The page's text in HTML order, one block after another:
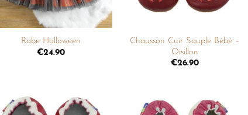
Robe Halloween
€24.90
Chausson Cuir Souple Bébé –
Oisillon
€26.90